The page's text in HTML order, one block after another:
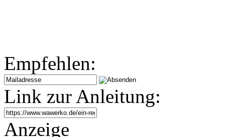
Empfehlen:
Link zur Anleitung:
Anzeige